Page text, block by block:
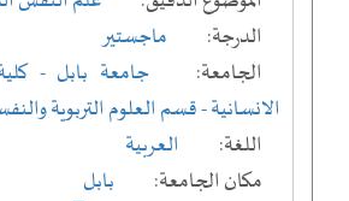
الدرجة:
ماجستير
الجامعة:
جامعة بابل -
الانسانية- قسم العلوم التربوية
اللغة:
العربية
مكان الجامعة:
بابل